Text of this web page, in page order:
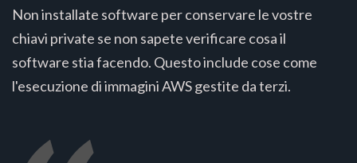
Non installate software per conservare le vostre
chiavi private se non sapete verificare cosa il
software stia facendo. Questo include cose come
l'esecuzione di immagini AWS gestite da terzi.